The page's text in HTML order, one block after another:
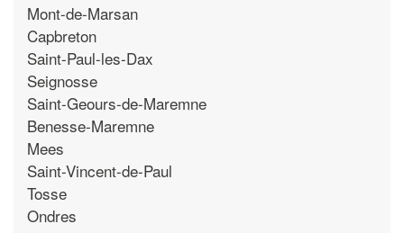
Mont-de-Marsan
Capbreton
Saint-Paul-les-Dax
Seignosse
Saint-Geours-de-Maremne
Benesse-Maremne
Mees
Saint-Vincent-de-Paul
Tosse
Ondres